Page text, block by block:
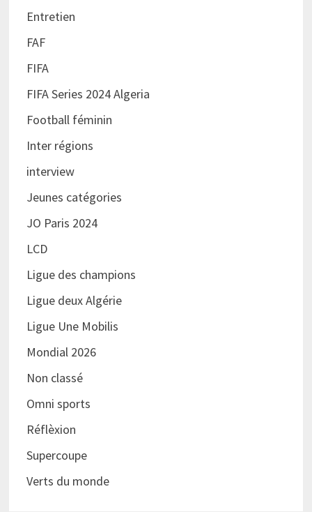
Entretien
FAF
FIFA
FIFA Series 2024 Algeria
Football féminin
Inter régions
interview
Jeunes catégories
JO Paris 2024
LCD
Ligue des champions
Ligue deux Algérie
Ligue Une Mobilis
Mondial 2026
Non classé
Omni sports
Réflèxion
Supercoupe
Verts du monde